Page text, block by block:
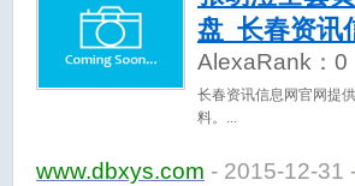
盘_长春资讯
AlexaRank： 0
长春资讯信息网官网提
料。
www.dbxys.com - 2015-12-31